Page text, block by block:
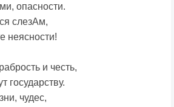
опасности.
слезАм,
неясности!
и честь,
государству.
чудес,